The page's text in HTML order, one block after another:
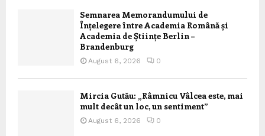
Semnarea Memorandumului de
Înțelegere între Academia Română și
Academia de Științe Berlin –
Brandenburg
August 6, 2026 0
Mircia Gutău: „Râmnicu Vâlcea este, mai
mult decât un loc, un sentiment”
August 6, 2026 0